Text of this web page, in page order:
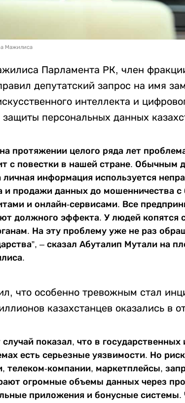
Мажилиса
Парламента РК, член
депутатский запрос на имя
интеллекта и
защиты персональных данных
протяжении целого ряда лет
с повестки в нашей стране. Обычным
личная информация используется
и продажи данных до мошенничества с
и онлайн-сервисами. Все
должного эффекта. У людей копятся
На эту проблему уже не раз
– сказал Абуталип Мутали на
что особенно тревожным стал
казахстанцев оказались в
случай показал, что в
есть серьезные уязвимости. Но
телеком-компании, маркетплейсы,
огромные объемы данных через
приложения и бонусные системы.